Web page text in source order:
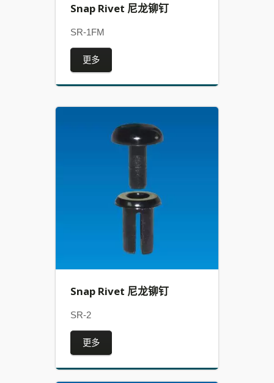
Snap Rivet 尼龙铆钉
SR-1FM
更多
Snap Rivet 尼龙铆钉
SR-2
更多